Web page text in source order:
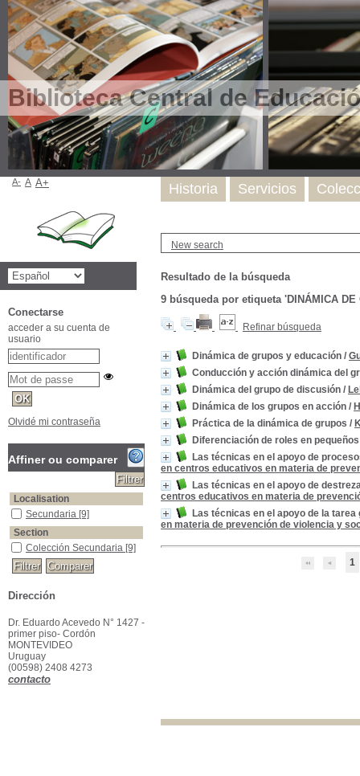
Biblioteca Central de
New search
Resultado de la búsqueda
9 búsqueda por etiqueta 'DINÁMICA DE
Refinar búsqueda
Dinámica de grupos y educación /
Conducción y acción dinámica del
Dinámica del grupo de discusión /
Dinámica de los grupos en acción /
Práctica de la dinámica de grupos /
Diferenciación de roles en
Las técnicas en el apoyo de
en centros educativos en materia de
Las técnicas en el apoyo de
centros educativos en materia de
Las técnicas en el apoyo de la tarea
en materia de prevención de violencia y
1
Historia Servicios
A- A A+
Conectarse
acceder a su cuenta de
usuario
Olvidé mi contraseña
Affiner ou comparer
Localisation
Secundaria [9]
Section
Colección Secundaria [9]
Dirección
Dr. Eduardo Acevedo N° 1427 -
primer piso- Cordón
MONTEVIDEO
Uruguay
(00598) 2408 4273
contacto